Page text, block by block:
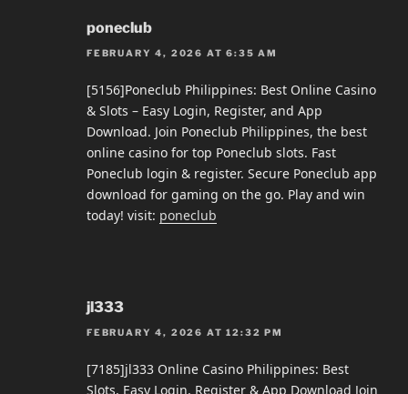
poneclub
FEBRUARY 4, 2026 AT 6:35 AM
[5156]Poneclub Philippines: Best Online Casino
& Slots – Easy Login, Register, and App
Download. Join Poneclub Philippines, the best
online casino for top Poneclub slots. Fast
Poneclub login & register. Secure Poneclub app
download for gaming on the go. Play and win
today! visit: poneclub
jl333
FEBRUARY 4, 2026 AT 12:32 PM
[7185]jl333 Online Casino Philippines: Best
Slots, Easy Login, Register & App Download Join